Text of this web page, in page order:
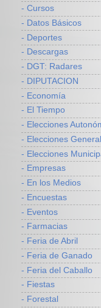
- Cursos
- Datos Básicos
- Deportes
- Descargas
- DGT: Radares
- DIPUTACION
- Economía
- El Tiempo
- Elecciones
- Elecciones
- Elecciones
- Empresas
- En los Medios
- Encuestas
- Eventos
- Farmacias
- Feria de Abril
- Feria de Ganado
- Feria del Caballo
- Fiestas
- Forestal